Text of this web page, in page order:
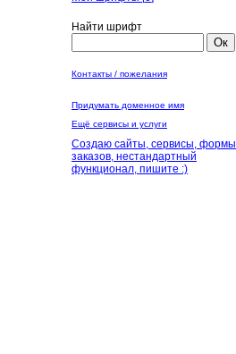
Найти шрифт
Ок
Контакты / пожелания
Придумать доменное имя
Ещё сервисы и услуги
Создаю сайты, сервисы, формы
заказов, нестандартный
функционал, пишите :)